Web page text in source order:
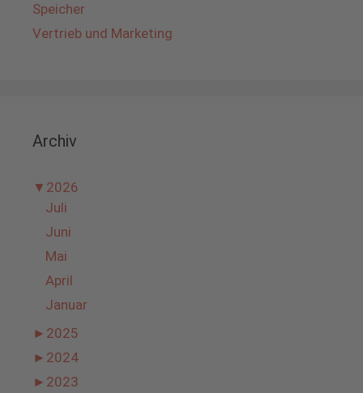
Speicher
Vertrieb und Marketing
Archiv
▼ 2026
Juli
Juni
Mai
April
Januar
► 2025
► 2024
► 2023